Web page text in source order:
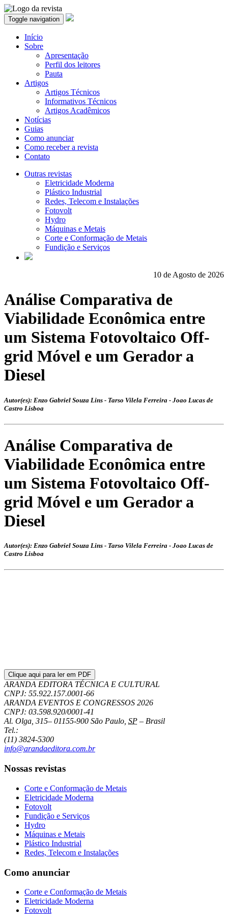
Toggle navigation
Início
Sobre
Apresentação
Perfil dos leitores
Pauta
Artigos
Artigos Técnicos
Informativos Técnicos
Artigos Acadêmicos
Notícias
Guias
Como anunciar
Como receber a revista
Contato
Outras revistas
Eletricidade Moderna
Plástico Industrial
Redes, Telecom e Instalações
Fotovolt
Hydro
Máquinas e Metais
Corte e Conformação de Metais
Fundição e Serviços
10 de Agosto de 2026
Análise Comparativa de
Viabilidade Econômica entre
um Sistema Fotovoltaico Off-
grid Móvel e um Gerador a
Diesel
Autor(es): Enzo Gabriel Souza Lins - Tarso Vilela Ferreira - Joao Lucas de
Castro Lisboa
Análise Comparativa de
Viabilidade Econômica entre
um Sistema Fotovoltaico Off-
grid Móvel e um Gerador a
Diesel
Autor(es): Enzo Gabriel Souza Lins - Tarso Vilela Ferreira - Joao Lucas de
Castro Lisboa
Clique aqui para ler em PDF
ARANDA EDITORA TÉCNICA E CULTURAL
CNPJ: 55.922.157.0001-66
ARANDA EVENTOS E CONGRESSOS 2026
CNPJ: 03.598.920/0001-41
Al. Olga, 315– 01155-900 São Paulo, SP – Brasil
Tel.:
(11) 3824-5300
info@arandaeditora.com.br
Nossas revistas
Corte e Conformação de Metais
Eletricidade Moderna
Fotovolt
Fundição e Serviços
Hydro
Máquinas e Metais
Plástico Industrial
Redes, Telecom e Instalações
Como anunciar
Corte e Conformação de Metais
Eletricidade Moderna
Fotovolt